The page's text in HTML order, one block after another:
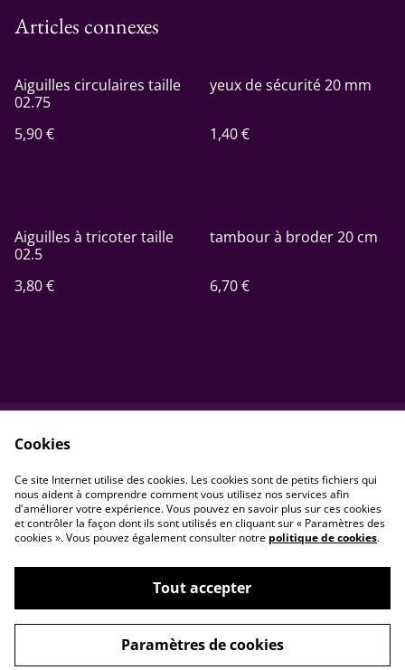
Articles connexes
Aiguilles circulaires taille
02.75
5,90 €
yeux de sécurité 20 mm
1,40 €
Aiguilles à tricoter taille
02.5
3,80 €
tambour à broder 20 cm
6,70 €
Politique de
confidentialité
Politique de cookies
©2026cricri laine et crochet
powered by
Cookies
Ce site Internet utilise des cookies. Les cookies sont de petits fichiers qui
nous aident à comprendre comment vous utilisez nos services afin
d'améliorer votre expérience. Vous pouvez en savoir plus sur ces cookies
et contrôler la façon dont ils sont utilisés en cliquant sur « Paramètres des
cookies ». Vous pouvez également consulter notre politique de cookies.
Tout accepter
Paramètres de cookies